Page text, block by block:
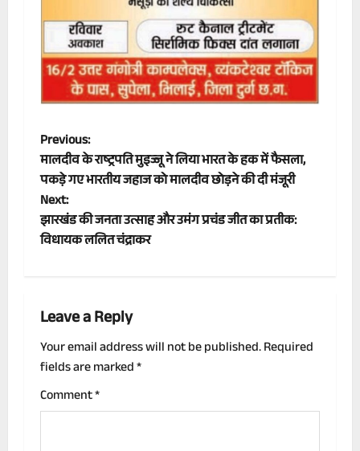
P
o
s
t
a
v
i
g
Previous:
मालदीव के राष्ट्रपति मुइज्जू ने लिया भारत के हक में फैसला,
पकड़े गए भारतीय जहाज को मालदीव छोड़ने की दी मंजूरी
Next:
झारखंड की जनता उत्साह और उमंग प्रचंड जीत का प्रतीक:
विधायक ललित चंद्राकर
Leave a Reply
Your email address will not be published.Required
fields are marked*
Comment*